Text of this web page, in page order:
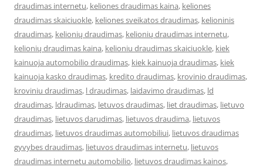
draudimas internetu, keliones draudimas kaina, keliones
draudimas skaiciuokle, keliones sveikatos draudimas, kelioninis
draudimas, kelionių draudimas, kelionių draudimas internetu,
kelionių draudimas kaina, kelioniu draudimas skaiciuokle, kiek
kainuoja automobilio draudimas, kiek kainuoja draudimas, kiek
kainuoja kasko draudimas, kredito draudimas, krovinio draudimas,
kroviniu draudimas, l draudimas, laidavimo draudimas, ld
draudimas, ldraudimas, letuvos draudimas, liet draudimas, lietuvo
draudimas, lietuvos darudimas, lietuvos draudima, lietuvos
draudimas, lietuvos draudimas automobiliui, lietuvos draudimas
gyvybes draudimas, lietuvos draudimas internetu, lietuvos
draudimas internetu automobilio, lietuvos draudimas kainos,